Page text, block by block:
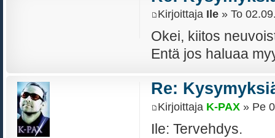
Kirjoittaja Ile» To
Okei, kiitos
Entä jos haluaa
Re:
Kirjoittaja K-PAX» Pe
Ile: Tervehdys.